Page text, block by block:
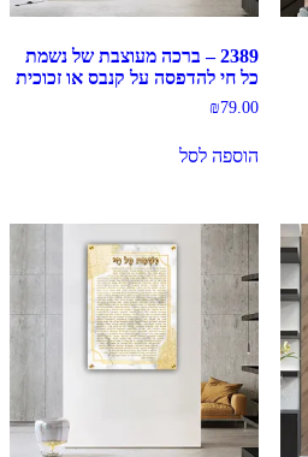
2389 – ברכה מעוצבת של נשמת
כל חי להדפסה על קנבס או זכוכית
₪79.00
הוספה לסל